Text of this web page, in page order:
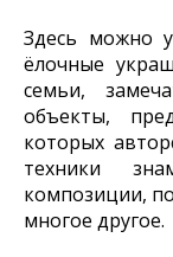
Здесь можно
ёлочные
семьи,
объекты,
которых
техники
композиции,
многое другое.